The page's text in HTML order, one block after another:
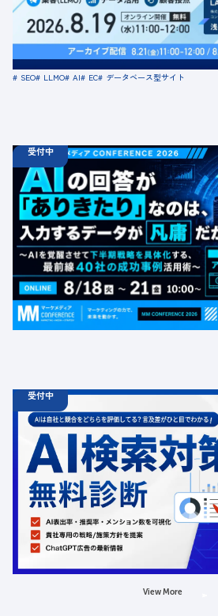
定員数：500名
金額：無料
場所：オンライン
SEO LLMO AI EC データベース型サイト
受付中
ウェビナー
【無料カンファレンス】AIの回答
は、入力するデータが凡庸だから
半期戦略を具体化する、最前線40
定員数：1000名
金額：無料
場所：オンライン
BtoB
受付中
診断
ChatGPT広告の最新動向・AI検索
受付中
定員数：500名
金額：無料
場所：オンライン
LLMO 広告
View More